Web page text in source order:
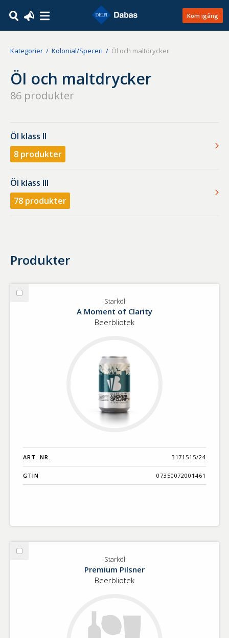
Kom igång
Kategorier Kolonial/Speceri Öl och maltdrycker
Öl och maltdrycker
86 produkter
Öl klass II
8 produkter
Öl klass III
78 produkter
Produkter
Välj
Starköl
A Moment of Clarity
Beerbliotek
ART. NR. 3171515/24
GTIN 07350072001461
Välj
Starköl
Premium Pilsner
Beerbliotek